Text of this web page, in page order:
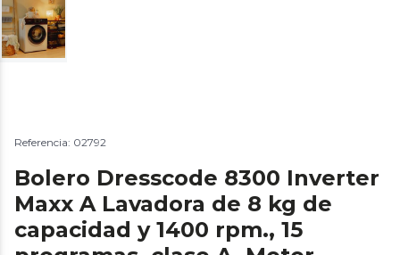
Referencia: 02792
Bolero Dresscode 8300 Inverter
Maxx A Lavadora de 8 kg de
capacidad y 1400 rpm., 15